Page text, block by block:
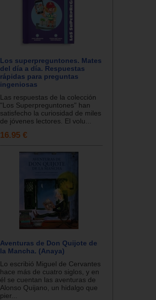
Los superpreguntones. Mates
del día a día. Respuestas
rápidas para preguntas
ingeniosas
Las respuestas de la colección
"Los Superpreguntones" han
satisfecho la curiosidad de miles
de jóvenes lectores. El volu...
16.95 €
Aventuras de Don Quijote de
la Mancha. (Anaya)
Lo escribió Miguel de Cervantes
hace más de cuatro siglos, y en
él se cuentan las aventuras de
Alonso Quijano, un hidalgo que
pier...